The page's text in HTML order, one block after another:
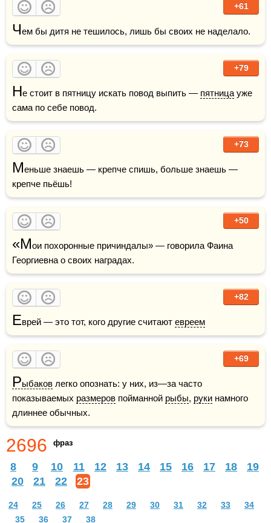
+61
Чем бы дитя не тешилось, лишь бы своих не наделало.
+79
Не стоит в пятницу искать повод выпить — пятница уже
сама по себе повод.
+73
Меньше знаешь — крепче спишь, больше знаешь —
крепче пьёшь!
+50
«Мои похоронные причиндалы» — говорила Фаина
Георгиевна о своих наградах.
+82
Еврей — это тот, кого другие считают евреем
+69
Рыбаков легко опознать: у них, из—за часто
показываемых размеров пойманной рыбы, руки намного
длиннее обычных.
2696 фраз
8 9 10 11 12 13 14 15 16 17 18
19
20
21 22 23
24 25 26 27 28 29 30 31 32 33
34
35
36 37 38